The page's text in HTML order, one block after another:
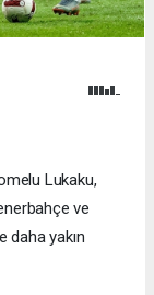
Lukaku,
ve
daha yakın